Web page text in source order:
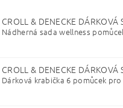
CROLL & DENECKE
Nádherná sada wellness
CROLL & DENECKE DÁRKOVÁ
Dárková krabička 6 pomůcek